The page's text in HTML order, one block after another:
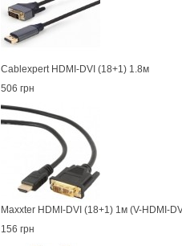
Cablexpert HDMI-DVI (18+1) 1.8м
506 грн
Maxxter HDMI-DVI (18+1) 1м (V-HDMI-
156 грн